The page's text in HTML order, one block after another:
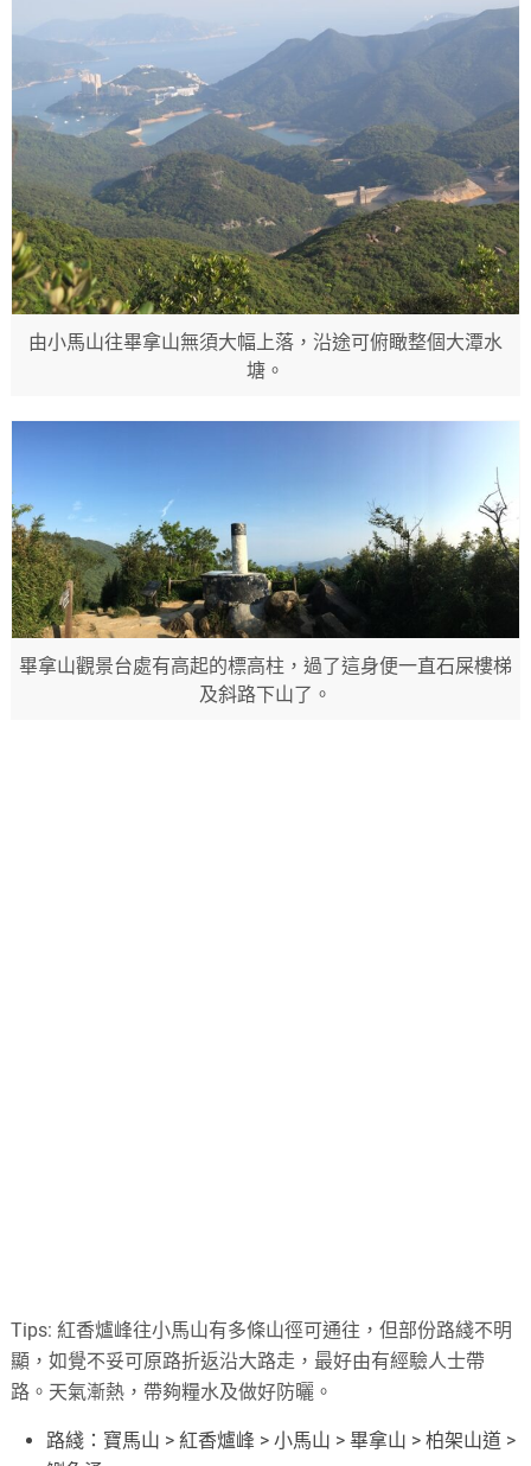
由小馬山往畢拿山無須大幅上落，沿途可俯瞰整個大潭水
塘。
畢拿山觀景台處有高起的標高柱，過了這身便一直石屎樓梯
及斜路下山了。
Tips: 紅香爐峰往小馬山有多條山徑可通往，但部份路綫不明
顯，如覺不妥可原路折返沿大路走，最好由有經驗人士帶
路。天氣漸熱，帶夠糧水及做好防曬。
路綫：寶馬山 > 紅香爐峰 > 小馬山 > 畢拿山 > 柏架山道 >